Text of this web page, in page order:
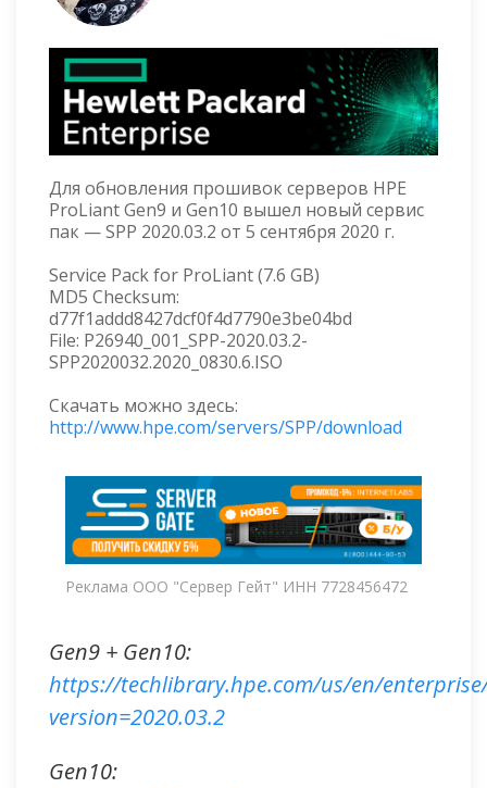
Для обновления прошивок серверов HPE
ProLiant Gen9 и Gen10 вышел новый сервис
пак — SPP 2020.03.2 от 5 сентября 2020 г.
Service Pack for ProLiant (7.6 GB)
MD5 Checksum:
d77f1addd8427dcf0f4d7790e3be04bd
File: P26940_001_SPP-2020.03.2-
SPP2020032.2020_0830.6.ISO
Скачать можно здесь:
http://www.hpe.com/servers/SPP/download
Реклама ООО "Сервер Гейт" ИНН 7728456472
Gen9 + Gen10:
https://techlibrary.hpe.com/us/en/
version=2020.03.2
Gen10: